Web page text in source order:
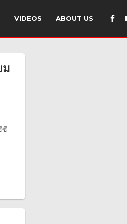
VIDEOS ABOUT US
ม
ซี